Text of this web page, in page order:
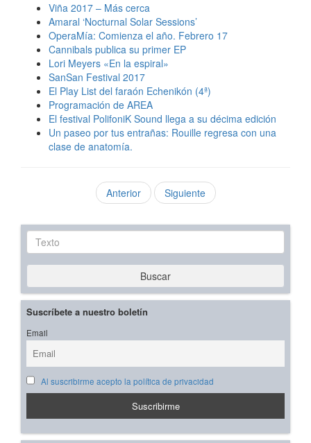
Viña 2017 – Más cerca
Amaral ‘Nocturnal Solar Sessions’
OperaMía: Comienza el año. Febrero 17
Cannibals publica su primer EP
Lori Meyers «En la espiral»
SanSan Festival 2017
El Play List del faraón Echenikón (4ª)
Programación de AREA
El festival PolifoniK Sound llega a su décima edición
Un paseo por tus entrañas: Rouille regresa con una
clase de anatomía.
Anterior Siguiente
Texto
Buscar
Suscríbete a nuestro boletín
Email
Al suscribirme acepto la política de privacidad